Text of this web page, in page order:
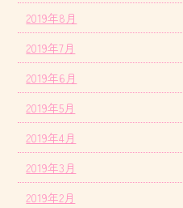
2019年8月
2019年7月
2019年6月
2019年5月
2019年4月
2019年3月
2019年2月